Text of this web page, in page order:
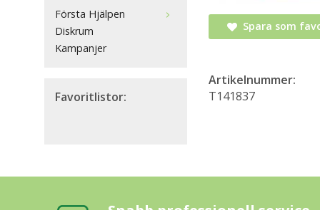
Första Hjälpen
Diskrum
Kampanjer
Favoritlistor:
Spara som
Artikelnummer:
T141837